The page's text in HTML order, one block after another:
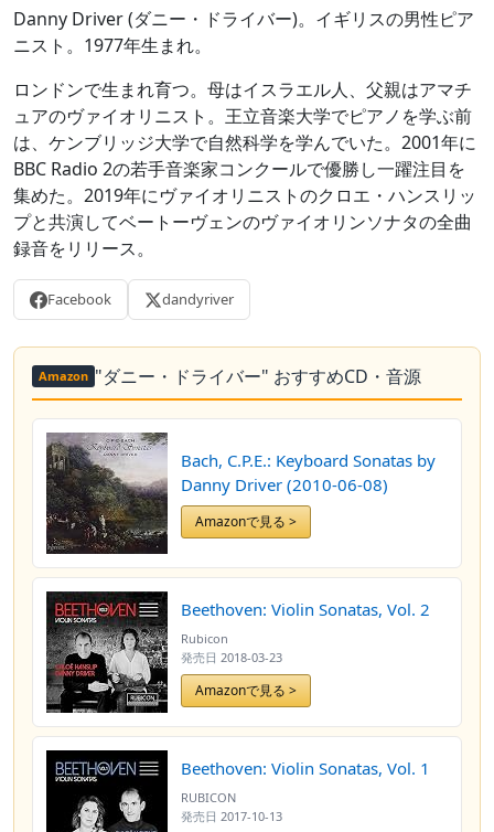
Danny Driver (ダニー・ドライバー)。イギリスの男性ピア
ニスト。1977年生まれ。
ロンドンで生まれ育つ。母はイスラエル人、父親はアマチ
ュアのヴァイオリニスト。王立音楽大学でピアノを学ぶ前
は、ケンブリッジ大学で自然科学を学んでいた。2001年に
BBC Radio 2の若手音楽家コンクールで優勝し一躍注目を
集めた。2019年にヴァイオリニストのクロエ・ハンスリッ
プと共演してベートーヴェンのヴァイオリンソナタの全曲
録音をリリース。
Facebook dandyriver
Amazon "ダニー・ドライバー" おすすめCD・音源
Bach, C.P.E.: Keyboard Sonatas by
Danny Driver (2010-06-08)
Amazonで見る >
Beethoven: Violin Sonatas, Vol. 2
Rubicon
発売日 2018-03-23
Amazonで見る >
Beethoven: Violin Sonatas, Vol. 1
RUBICON
発売日 2017-10-13